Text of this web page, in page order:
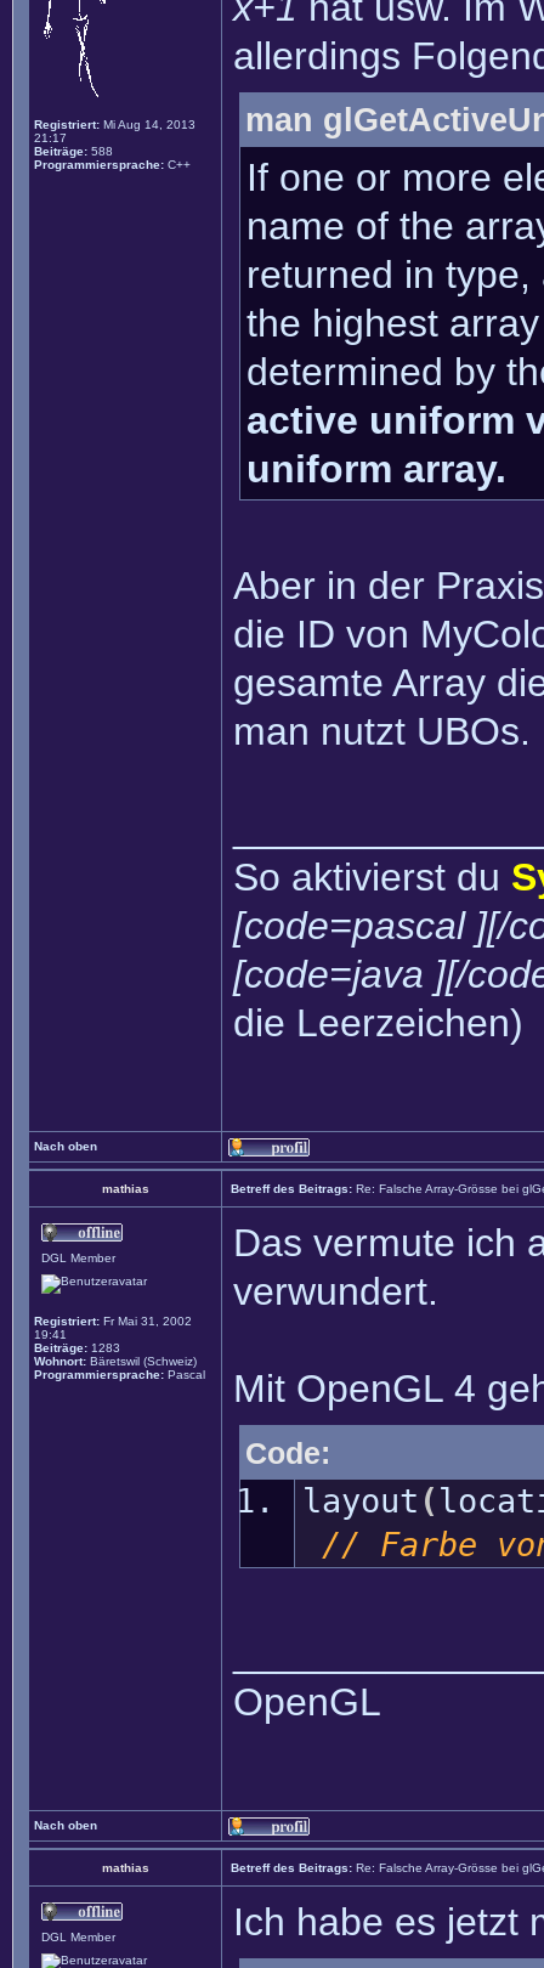
Registriert: Mi Aug 14, 2013
21:17
Beiträge: 588
Programmiersprache: C++
allerdings
man
If one or more
name of the
returned in
the highest
determined by
active uniform
uniform array.
Aber in der
die ID von
gesamte Array
man nutzt UBOs.
So aktivierst du
[code=pascal ][/
[code=java ][/
die Leerzeichen)
Nach oben
mathias Betreff des Beitrags: Re: Falsche Array-Grösse bei
DGL Member
Registriert: Fr Mai 31, 2002
19:41
Beiträge: 1283
Wohnort: Bäretswil (Schweiz)
Programmiersprache: Pascal
Das vermute ich
verwundert.
Mit OpenGL 4
Code:
layout (
// Farbe
OpenGL
Nach oben
mathias Betreff des Beitrags: Re: Falsche Array-Grösse bei
DGL Member Ich habe es jetzt